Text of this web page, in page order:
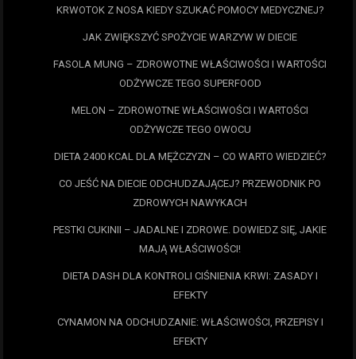
KRWOTOK Z NOSA KIEDY SZUKAĆ POMOCY MEDYCZNEJ?
JAK ZWIĘKSZYĆ SPOŻYCIE WARZYW W DIECIE
FASOLA MUNG – ZDROWOTNE WŁAŚCIWOŚCI I WARTOŚCI
ODŻYWCZE TEGO SUPERFOOD
MELON – ZDROWOTNE WŁAŚCIWOŚCI I WARTOŚCI
ODŻYWCZE TEGO OWOCU
DIETA 2400 KCAL DLA MĘŻCZYZN – CO WARTO WIEDZIEĆ?
CO JEŚĆ NA DIECIE ODCHUDZAJĄCEJ? PRZEWODNIK PO
ZDROWYCH NAWYKACH
PESTKI CUKINII – JADALNE I ZDROWE. DOWIEDZ SIĘ, JAKIE
MAJĄ WŁAŚCIWOŚCI!
DIETA DASH DLA KONTROLI CIŚNIENIA KRWI: ZASADY I
EFEKTY
CYNAMON NA ODCHUDZANIE: WŁAŚCIWOŚCI, PRZEPISY I
EFEKTY